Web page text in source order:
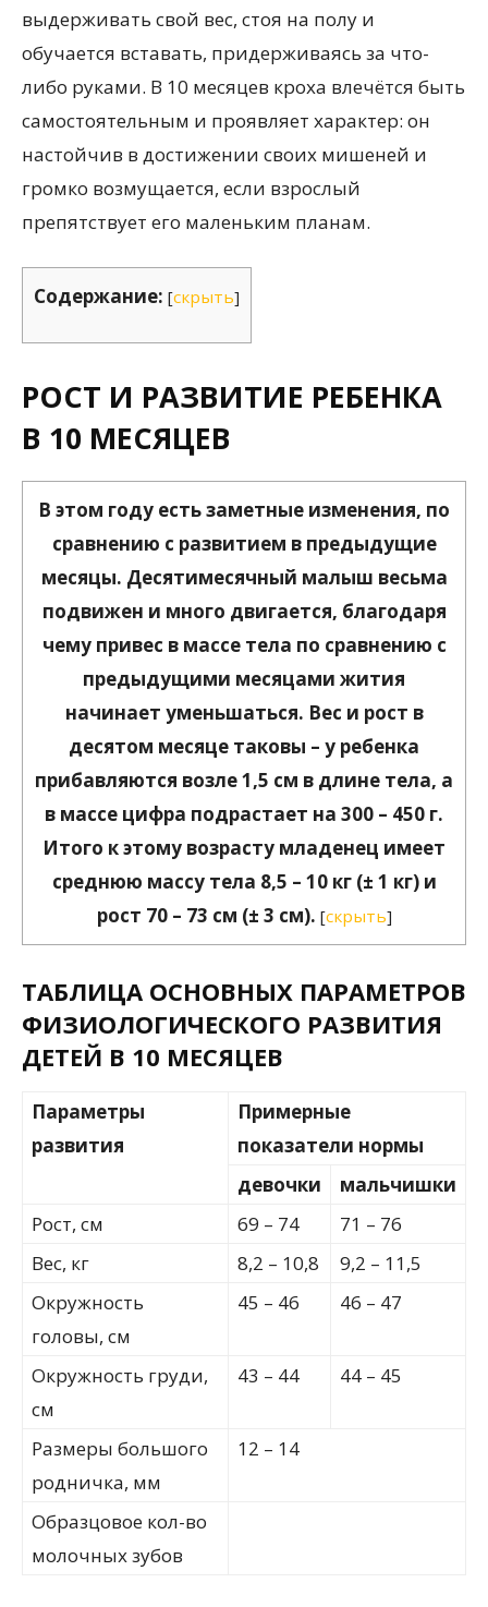
выдерживать свой вес, стоя на полу и
обучается вставать, придерживаясь за что-
либо руками. В 10 месяцев кроха влечётся быть
самостоятельным и проявляет характер: он
настойчив в достижении своих мишеней и
громко возмущается, если взрослый
препятствует его маленьким планам.
Содержание: [скрыть]
РОСТ И РАЗВИТИЕ РЕБЕНКА
В 10 МЕСЯЦЕВ
В этом году есть заметные изменения, по
сравнению с развитием в предыдущие
месяцы. Десятимесячный малыш весьма
подвижен и много двигается, благодаря
чему привес в массе тела по сравнению с
предыдущими месяцами жития
начинает уменьшаться. Вес и рост в
десятом месяце таковы – у ребенка
прибавляются возле 1,5 см в длине тела, а
в массе цифра подрастает на 300 – 450 г.
Итого к этому возрасту младенец имеет
среднюю массу тела 8,5 – 10 кг (± 1 кг) и
рост 70 – 73 см (± 3 см). [скрыть]
ТАБЛИЦА ОСНОВНЫХ ПАРАМЕТРОВ
ФИЗИОЛОГИЧЕСКОГО РАЗВИТИЯ
ДЕТЕЙ В 10 МЕСЯЦЕВ
Параметры
развития
Примерные
показатели нормы
девочки
мальчишки
Рост, см
69 – 74
71 – 76
Вес, кг
8,2 – 10,8
9,2 – 11,5
Окружность
головы, см
45 – 46 46 – 47
Окружность груди,
см
43 – 44 44 – 45
Размеры большого
родничка, мм
12 – 14
Образцовое кол-во
молочных зубов